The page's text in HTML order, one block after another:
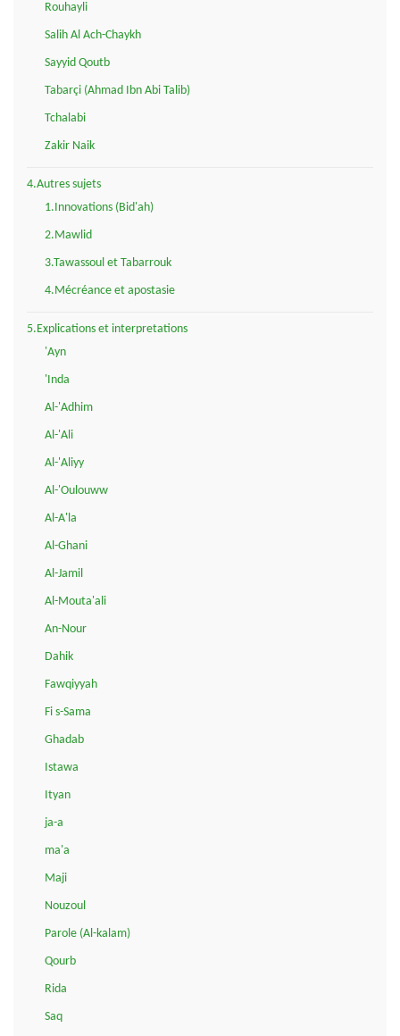
Rouhayli
Salih Al Ach-Chaykh
Sayyid Qoutb
Tabarçi (Ahmad Ibn Abi Talib)
Tchalabi
Zakir Naik
4.Autres sujets
1.Innovations (Bid'ah)
2.Mawlid
3.Tawassoul et Tabarrouk
4.Mécréance et apostasie
5.Explications et interpretations
'Ayn
'Inda
Al-'Adhim
Al-'Ali
Al-'Aliyy
Al-'Oulouww
Al-A'la
Al-Ghani
Al-Jamil
Al-Mouta'ali
An-Nour
Dahik
Fawqiyyah
Fi s-Sama
Ghadab
Istawa
Ityan
ja-a
ma'a
Maji
Nouzoul
Parole (Al-kalam)
Qourb
Rida
Saq